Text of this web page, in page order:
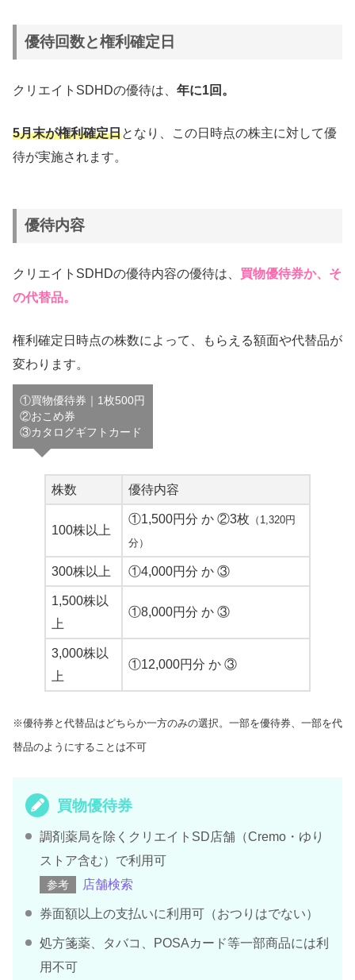
優待回数と権利確定日
クリエイトSDHDの優待は、 年に1回。
5月末が権利確定日となり、この日時点の株主に対して優
待が実施されます。
優待内容
クリエイトSDHDの優待内容の優待は、 買物優待券か、そ
の代替品。
権利確定日時点の株数によって、もらえる額面や代替品が
変わります。
①買物優待券｜1枚500円
②おこめ券
③カタログギフトカード
株数 優待内容
100株以上
①1,500円分 か ②3枚 （1,320円
分）
300株以上 ①4,000円分 か ③
1,500株以
上
①8,000円分 か ③
3,000株以
上
①12,000円分 か ③
※優待券と代替品はどちらか一方のみの選択。一部を優待券、一部を代
替品のようにすることは不可
買物優待券
調剤薬局を除くクリエイトSD店舗（Cremo・ゆり
ストア含む）で利用可
参考 店舗検索
券面額以上の支払いに利用可（おつりはでない）
処方箋薬、タバコ、POSAカード等一部商品には利
用不可